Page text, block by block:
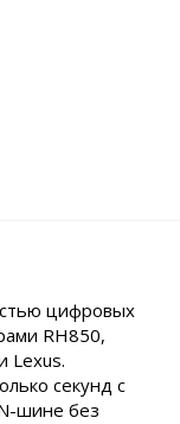
цифровых
RH850,
Lexus.
секунд с
шине без